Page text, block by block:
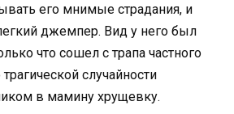
его мнимые страдания, и
джемпер. Вид у него был
что сошел с трапа частного
случайности
в мамину хрущевку.